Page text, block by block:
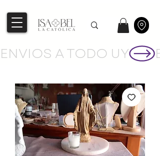
ENVIOS A TODO UY